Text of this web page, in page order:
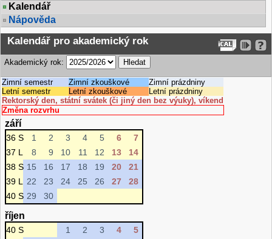
Kalendář
Nápověda
Kalendář pro akademický rok
Akademický rok:
Zimní semestr Zimní zkouškové
Zimní prázdniny
Letní semestr
Letní zkouškové
Letní prázdniny
Rektorský den, státní svátek (či jiný den bez výuky), víkend
Změna rozvrhu
září
36 S 1 2 3 4 5 6
7
37 L
8 9 10 11 12 13
14
38 S 15 16 17 18 19 20
21
39 L
22 23 24 25 26 27
28
40 S 29 30
říjen
40 S 1 2 3 4
5